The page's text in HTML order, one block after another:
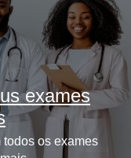
exames
os exames